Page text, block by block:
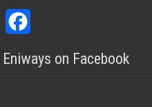
Eniways on Facebook